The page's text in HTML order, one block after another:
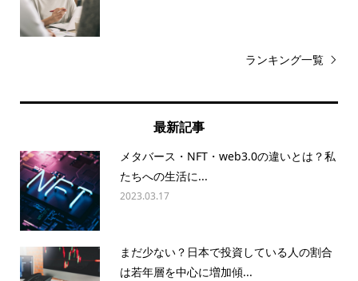
ランキング一覧
最新記事
メタバース・NFT・web3.0の違いとは？私
たちへの生活に...
2023.03.17
まだ少ない？日本で投資している人の割合
は若年層を中心に増加傾...